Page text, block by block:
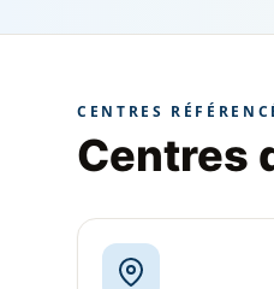
CENTRES
Centres